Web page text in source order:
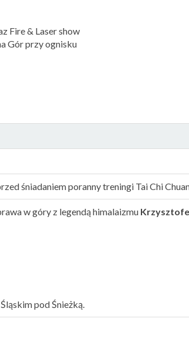
Fire & Laser show
Gór przy ognisku
śniadaniem poranny treningi Tai Chi
w góry z legendą himalaizmu
pod Śnieżką.